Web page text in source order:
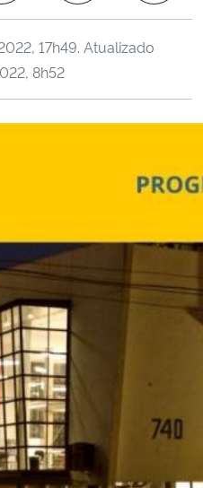
e Comunicações
Humanos
17h49. Atualizado
8h52